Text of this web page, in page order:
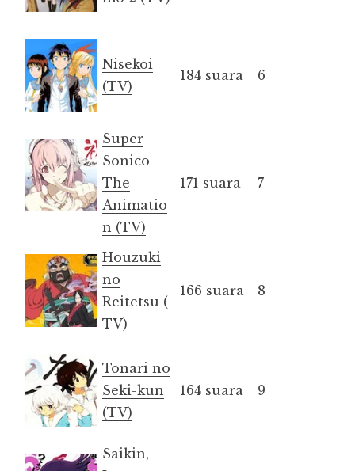
Nisekoi
(TV)
184 suara 6
Super
Sonico
The
Animatio
n (TV)
171 suara 7
Houzuki
no
Reitetsu (
TV)
166 suara 8
Tonari no
Seki-kun
(TV)
164 suara 9
Saikin,